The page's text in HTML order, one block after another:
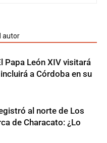
autor
Papa León XIV visitará
a Córdoba en su
al norte de Los
de Characato: ¿Lo